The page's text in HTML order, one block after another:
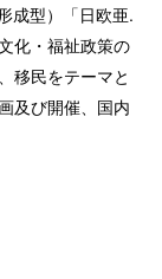
成型）「日欧亜.
化・福祉政策の
移民をテーマと
及び開催、国内